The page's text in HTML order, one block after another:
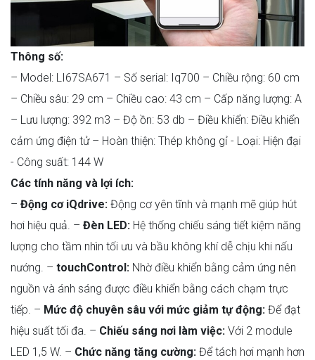
Thông số:
– Model: LI67SA671 – Số serial: Iq700 – Chiều rộng: 60 cm
– Chiều sâu: 29 cm – Chiều cao: 43 cm – Cấp năng lượng: A
– Lưu lượng: 392 m3 – Độ ồn: 53 db – Điều khiển: Điều khiển
cảm ứng điện tử– Hoàn thiện: Thép không gỉ - Loại: Hiện đại
- Công suất: 144 W
Các tính năng và lợi ích:
– Động cơ iQdrive: Động cơ yên tĩnh và mạnh mẽ giúp hút
hơi hiệu quả. – Đèn LED: Hệ thống chiếu sáng tiết kiệm năng
lượng cho tầm nhìn tối ưu và bầu không khí dễ chịu khi nấu
nướng. – touchControl: Nhờ điều khiển bằng cảm ứng nên
nguồn và ánh sáng được điều khiển bằng cách chạm trực
tiếp. – Mức độ chuyên sâu với mức giảm tự động: Để đạt
hiệu suất tối đa. – Chiếu sáng nơi làm việc: Với 2 module
LED 1,5 W. – Chức năng tăng cường: Để tách hơi mạnh hơn